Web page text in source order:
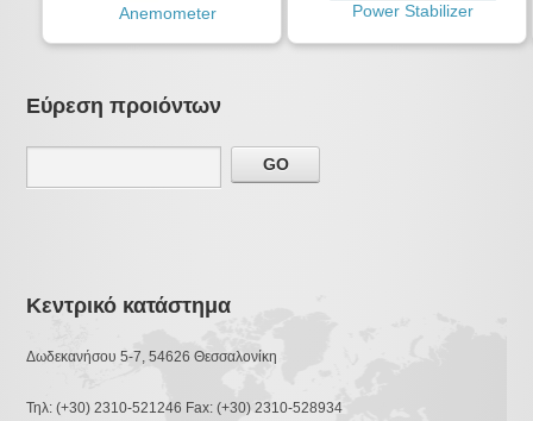
Anemometer Power Stabilizer
Εύρεση προιόντων
Κεντρικό κατάστημα
Δωδεκανήσου 5-7, 54626 Θεσσαλονίκη
Τηλ: (+30) 2310-521246 Fax: (+30) 2310-528934